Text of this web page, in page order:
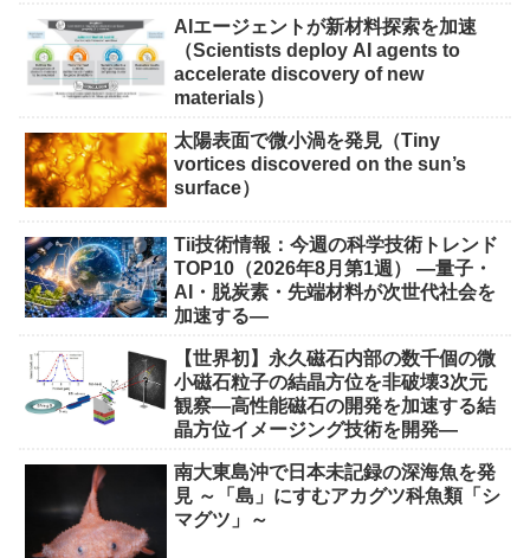
AIエージェントが新材料探索を加速
（Scientists deploy AI agents to
accelerate discovery of new
materials）
太陽表面で微小渦を発見（Tiny
vortices discovered on the sun’s
surface）
Tii技術情報：今週の科学技術トレンド
TOP10（2026年8月第1週） ―量子・
AI・脱炭素・先端材料が次世代社会を
加速する―
【世界初】永久磁石内部の数千個の微
小磁石粒子の結晶方位を非破壊3次元
観察―高性能磁石の開発を加速する結
晶方位イメージング技術を開発―
南大東島沖で日本未記録の深海魚を発
見 ～「島」にすむアカグツ科魚類「シ
マグツ」～